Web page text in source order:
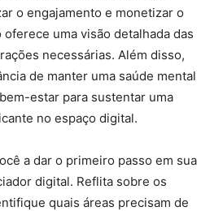
o engajamento e monetizar o
uma visão detalhada das
necessárias. Além disso,
de manter uma saúde mental
estar para sustentar uma
no espaço digital.
a dar o primeiro passo em sua
digital. Reflita sobre os
quais áreas precisam de